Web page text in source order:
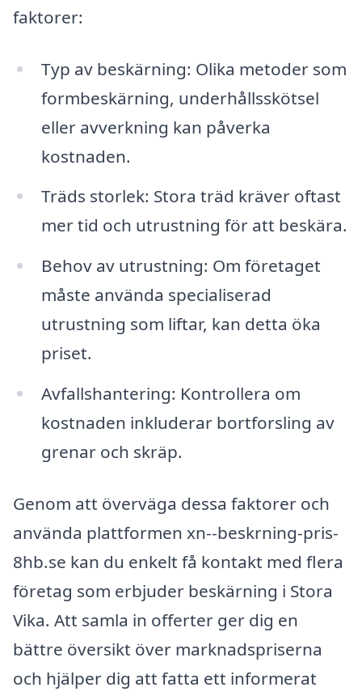
faktorer:
Typ av beskärning: Olika metoder som
formbeskärning, underhållsskötsel
eller avverkning kan påverka
kostnaden.
Träds storlek: Stora träd kräver oftast
mer tid och utrustning för att beskära.
Behov av utrustning: Om företaget
måste använda specialiserad
utrustning som liftar, kan detta öka
priset.
Avfallshantering: Kontrollera om
kostnaden inkluderar bortforsling av
grenar och skräp.
Genom att överväga dessa faktorer och
använda plattformen xn--beskrning-pris-
8hb.se kan du enkelt få kontakt med flera
företag som erbjuder beskärning i Stora
Vika. Att samla in offerter ger dig en
bättre översikt över marknadspriserna
och hjälper dig att fatta ett informerat